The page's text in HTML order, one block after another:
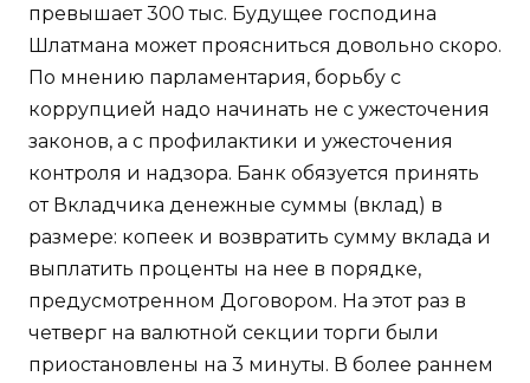
превышает 300 тыс. Будущее господина
Шлатмана может проясниться довольно скоро.
По мнению парламентария, борьбу с
коррупцией надо начинать не с ужесточения
законов, а с профилактики и ужесточения
контроля и надзора. Банк обязуется принять
от Вкладчика денежные суммы (вклад) в
размере: копеек и возвратить сумму вклада и
выплатить проценты на нее в порядке,
предусмотренном Договором. На этот раз в
четверг на валютной секции торги были
приостановлены на 3 минуты. В более раннем